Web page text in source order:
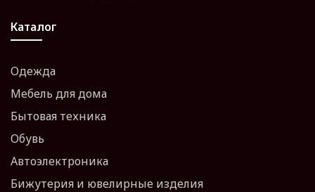
Каталог
Одежда
Мебель для дома
Бытовая техника
Обувь
Автоэлектроника
Бижутерия и ювелирные изделия